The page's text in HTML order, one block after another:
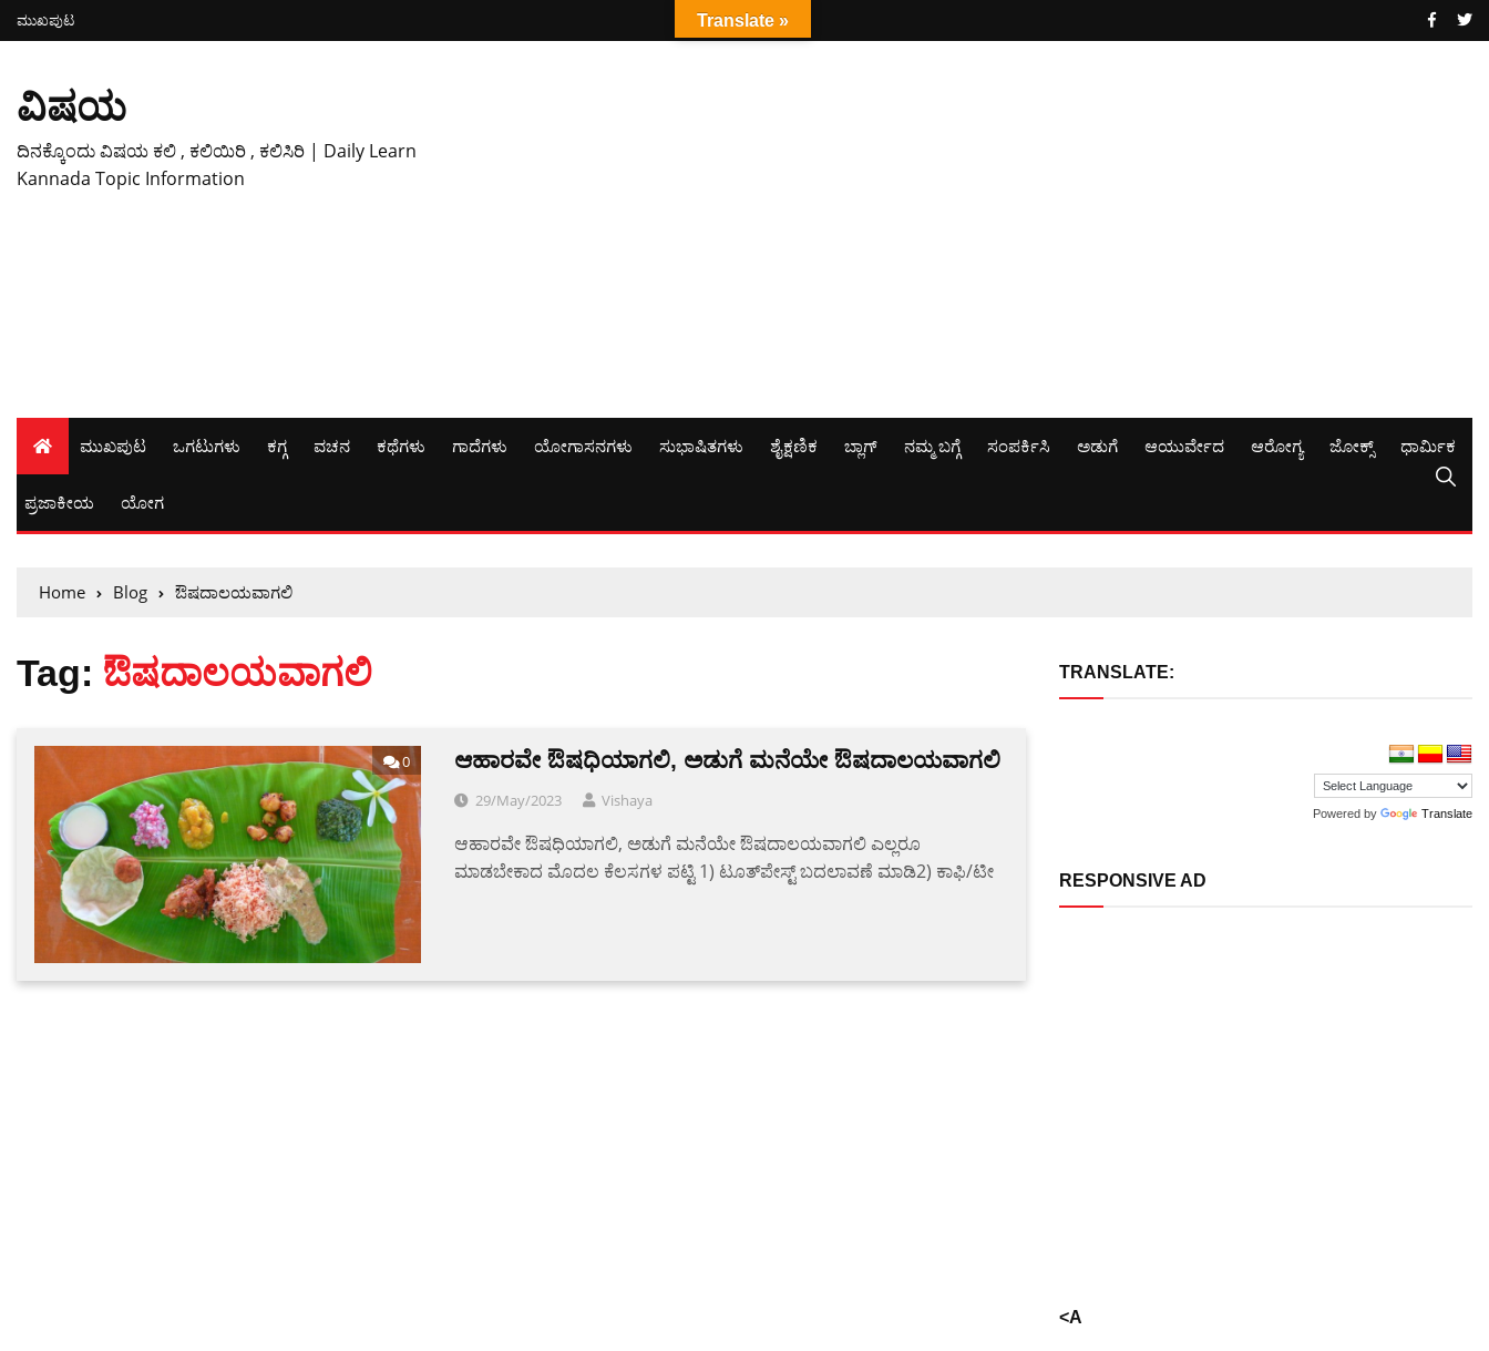
ಮುಖಪುಟ
ವಿಷಯ
ದಿನಕ್ಕೊಂದು ವಿಷಯ ಕಲಿ , ಕಲಿಯಿರಿ , ಕಲಿಸಿರಿ | Daily Learn
Kannada Topic Information
ಮುಖಪುಟ ಒಗಟುಗಳು ಕಗ್ಗ ವಚನ ಕಥೆಗಳು ಗಾದೆಗಳು ಯೋಗಾಸನಗಳು ಸುಭಾಷಿತಗಳು ಶೈಕ್ಷಣಿಕ ಬ್ಲಾಗ್ ನಮ್ಮ ಬಗ್ಗೆ ಸಂಪರ್ಕಿಸಿ ಅಡುಗೆ ಆಯುರ್ವೇದ ಆರೋಗ್ಯ ಜೋಕ್ಸ್ ಧಾರ್ಮಿಕ
ಪ್ರಜಾಕೀಯ ಯೋಗ
Home Blog ಔಷದಾಲಯವಾಗಲಿ
Tag: ಔಷದಾಲಯವಾಗಲಿ
0 ಆಹಾರವೇ ಔಷಧಿಯಾಗಲಿ, ಅಡುಗೆ ಮನೆಯೇ ಔಷದಾಲಯವಾಗಲಿ
29/May/2023 Vishaya
ಆಹಾರವೇ ಔಷಧಿಯಾಗಲಿ, ಅಡುಗೆ ಮನೆಯೇ ಔಷದಾಲಯವಾಗಲಿ ಎಲ್ಲರೂ
ಮಾಡಬೇಕಾದ ಮೊದಲ ಕೆಲಸಗಳ ಪಟ್ಟಿ 1) ಟೂತ್‌ಪೇಸ್ಟ್ ಬದಲಾವಣೆ ಮಾಡಿ2) ಕಾಫಿ/ಟೀ
TRANSLATE:
Powered by Translate
RESPONSIVE AD
<A
Translate »